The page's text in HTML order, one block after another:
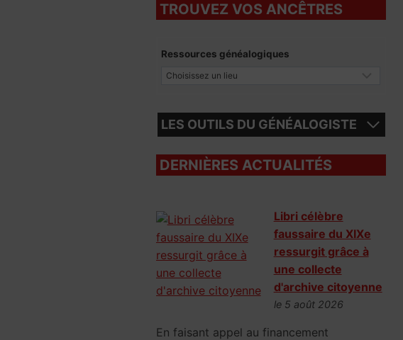
TROUVEZ VOS ANCÊTRES
Ressources généalogiques
LES OUTILS DU GÉNÉALOGISTE
DERNIÈRES ACTUALITÉS
Libri célèbre
faussaire du XIXe
ressurgit grâce à
une collecte
d'archive citoyenne
le 5 août 2026
En faisant appel au financement